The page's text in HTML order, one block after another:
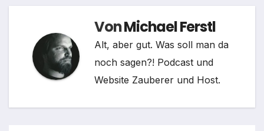
VonMichael Ferstl
Alt, aber gut. Was soll man da
noch sagen?! Podcast und
Website Zauberer und Host.